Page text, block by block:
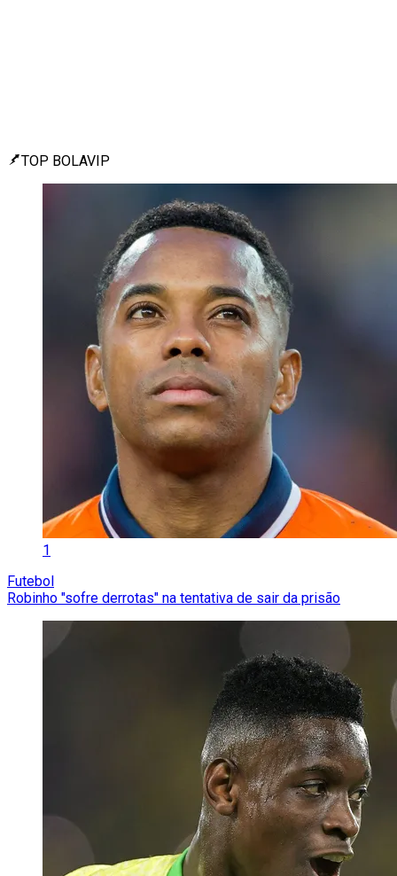
TOP BOLAVIP
1
Futebol
Robinho "sofre derrotas" na tentativa de sair da prisão